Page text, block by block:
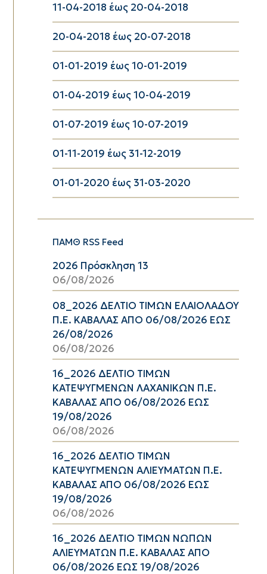
11-04-2018 έως 20-04-2018
20-04-2018 έως 20-07-2018
01-01-2019 έως 10-01-2019
01-04-2019 έως 10-04-2019
01-07-2019 έως 10-07-2019
01-11-2019 έως 31-12-2019
01-01-2020 έως 31-03-2020
ΠΑΜΘ RSS Feed
2026 Πρόσκληση 13
06/08/2026
08_2026 ΔΕΛΤΙΟ ΤΙΜΩΝ ΕΛΑΙΟΛΑΔΟΥ
Π.Ε. ΚΑΒΑΛΑΣ ΑΠΟ 06/08/2026 ΕΩΣ
26/08/2026
06/08/2026
16_2026 ΔΕΛΤΙΟ ΤΙΜΩΝ
ΚΑΤΕΨΥΓΜΕΝΩΝ ΛΑΧΑΝΙΚΩΝ Π.Ε.
ΚΑΒΑΛΑΣ ΑΠΟ 06/08/2026 ΕΩΣ
19/08/2026
06/08/2026
16_2026 ΔΕΛΤΙΟ ΤΙΜΩΝ
ΚΑΤΕΨΥΓΜΕΝΩΝ ΑΛΙΕΥΜΑΤΩΝ Π.Ε.
ΚΑΒΑΛΑΣ ΑΠΟ 06/08/2026 ΕΩΣ
19/08/2026
06/08/2026
16_2026 ΔΕΛΤΙΟ ΤΙΜΩΝ ΝΩΠΩΝ
ΑΛΙΕΥΜΑΤΩΝ Π.Ε. ΚΑΒΑΛΑΣ ΑΠΟ
06/08/2026 ΕΩΣ 19/08/2026